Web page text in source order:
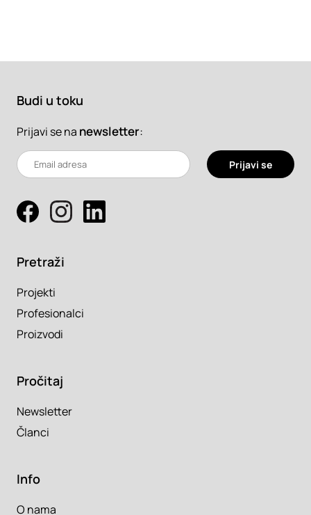
Budi u toku
Prijavi se na newsletter:
Prijavi se
Pretraži
Projekti
Profesionalci
Proizvodi
Pročitaj
Newsletter
Članci
Info
O nama